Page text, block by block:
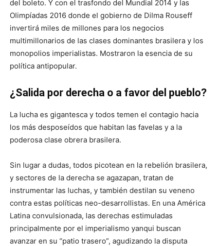
del boleto. Y con el trasfondo del Mundial 2014 y las
Olimpíadas 2016 donde el gobierno de Dilma Rouseff
invertirá miles de millones para los negocios
multimillonarios de las clases dominantes brasilera y los
monopolios imperialistas. Mostraron la esencia de su
política antipopular.
¿Salida por derecha o a favor del pueblo?
La lucha es gigantesca y todos temen el contagio hacia
los más desposeídos que habitan las favelas y a la
poderosa clase obrera brasilera.
Sin lugar a dudas, todos picotean en la rebelión brasilera,
y sectores de la derecha se agazapan, tratan de
instrumentar las luchas, y también destilan su veneno
contra estas políticas neo-desarrollistas. En una América
Latina convulsionada, las derechas estimuladas
principalmente por el imperialismo yanqui buscan
avanzar en su “patio trasero”, agudizando la disputa